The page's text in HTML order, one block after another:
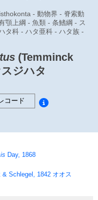
- 動物界 - 脊索動
顎上綱 - 魚類 - 条鰭綱 - ス
タ科 - ハタ亜科 - ハタ族 -
(Temminck
ジハタ
コード
Day, 1868
& Schlegel, 1842 オオス